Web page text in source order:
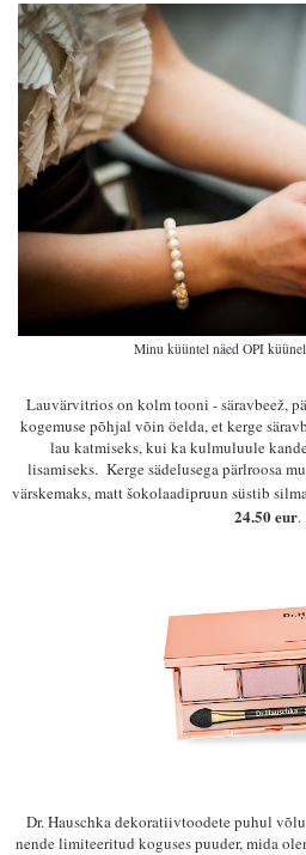
Minu küüntel näed OPI
Lauvärvitrios on kolm tooni - säravbeež,
kogemuse põhjal võin öelda, et kerge
lau katmiseks, kui ka kulmuluule
lisamiseks. Kerge sädelusega pärlroosa
värskemaks, matt šokolaadipruun süstib
24.50 eur.
Dr. Hauschka dekoratiivtoodete puhul
nende limiteeritud koguses puuder, mida